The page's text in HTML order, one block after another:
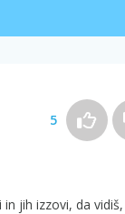
5
jih izzovi, da